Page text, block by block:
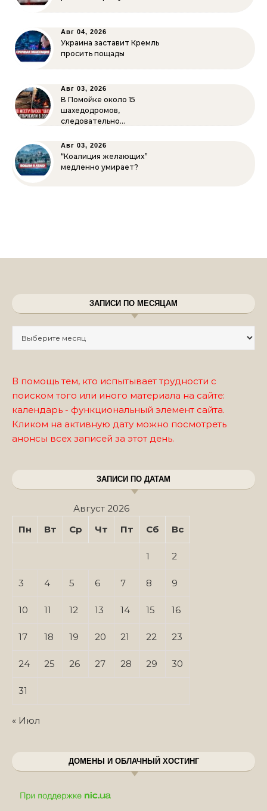
Авг 04, 2026
Украина заставит Кремль
просить пощады
Авг 03, 2026
В Помойке около 15
шахедодромов,
следовательно…
Авг 03, 2026
“Коалиция желающих”
медленно умирает?
ЗАПИСИ ПО МЕСЯЦАМ
В помощь тем, кто испытывает трудности с
поиском того или иного материала на сайте:
календарь - функциональный элемент сайта.
Кликом на активную дату можно посмотреть
анонсы всех записей за этот день.
ЗАПИСИ ПО ДАТАМ
Август 2026
Пн
Вт Ср Чт Пт Сб Вс
1 2
3 4 5 6 7 8 9
10 11 12 13 14 15 16
17 18 19 20 21 22 23
24 25 26 27 28 29 30
31
« Июл
ДОМЕНЫ И ОБЛАЧНЫЙ ХОСТИНГ